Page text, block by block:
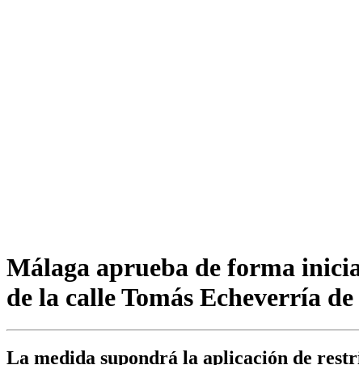
Málaga aprueba de forma
de la calle Tomás Echeverría
La medida supondrá la aplicación de